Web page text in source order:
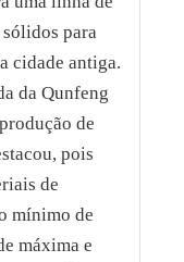
para
cidade antiga.
da Qunfeng
de
pois
de
mínimo de
máxima e